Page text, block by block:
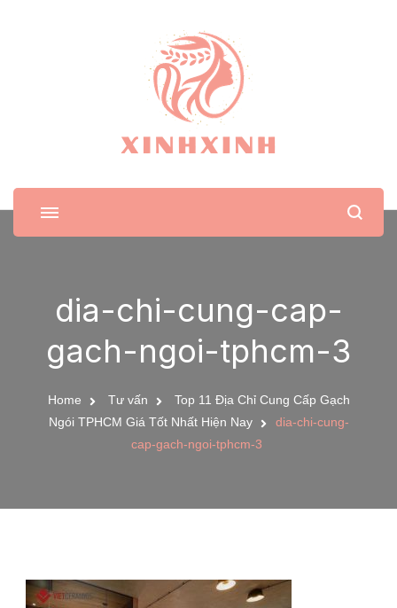
XinhXinh
Trang tin tức cho phái đẹp
dia-chi-cung-cap-
gach-ngoi-tphcm-3
Home Tư vấn
Top 11 Địa Chỉ Cung Cấp Gạch
Ngói TPHCM Giá Tốt Nhất Hiện Nay
dia-chi-cung-
cap-gach-ngoi-tphcm-3